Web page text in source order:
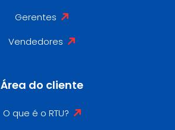
Gerentes
Vendedores
Área do cliente
O que é o RTU?